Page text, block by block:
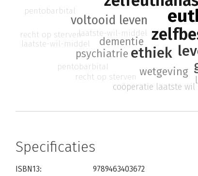
ethiek
voltooid leven
dementie
wetgeving
psychiatrie
coöperatie laatste wil
laatste-wil-middel
recht op sterven
pentobarbital
laatste-wil-middel
recht op sterven
pentobarbital
Specificaties
ISBN13:
9789463403672